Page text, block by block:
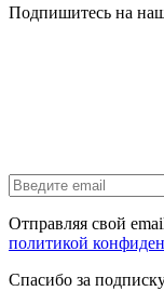
Подпишитесь на
Отправляя свой
политикой
Спасибо за